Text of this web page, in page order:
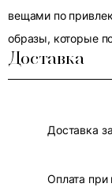
вещами по
образы, которые
Доставка
Доставка
Оплата при